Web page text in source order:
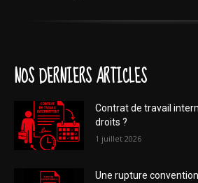
NOS DERNIERS ARTICLES
Contrat de travail
droits ?
1 juillet 2026
Une rupture